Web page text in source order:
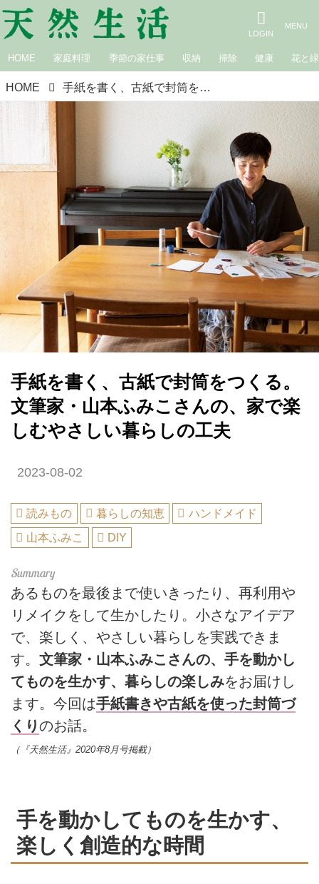
HOME 家庭料理 季節の家仕事 収納 掃除 健康 花と緑
HOME 手紙を書く、古紙で封筒をつくる。文筆家・山本ふみこさんの、家で楽しむやさしい暮らしの工夫
手紙を書く、古紙で封筒をつくる。
文筆家・山本ふみこさんの、家で楽
しむやさしい暮らしの工夫
2023-08-02
読みもの 暮らしの知恵
ハンドメイド
山本ふみこ
DIY
あるものを最後まで使いきったり、再利用や
リメイクをして生かしたり。小さなアイデア
で、楽しく、やさしい暮らしを実践できま
す。 文筆家・山本ふみこさんの、手を動かし
てものを生かす、暮らしの楽しみをお届けし
ます。今回は手紙書きや古紙を使った封筒づ
くりのお話。
（『天然生活』2020年8月号掲載）
手を動かしてものを生かす、
楽しく創造的な時間